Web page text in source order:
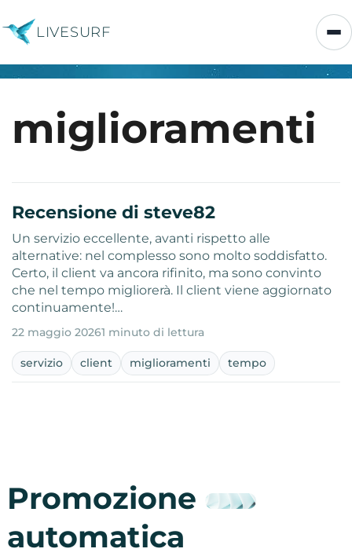
LIVESURF
miglioramenti
Recensione di steve82
Un servizio eccellente, avanti rispetto alle
alternative: nel complesso sono molto soddisfatto.
Certo, il client va ancora rifinito, ma sono convinto
che nel tempo migliorerà. Il client viene aggiornato
continuamente!…
22 maggio 20261 minuto di lettura
servizio client miglioramenti tempo
Promozione
automatica